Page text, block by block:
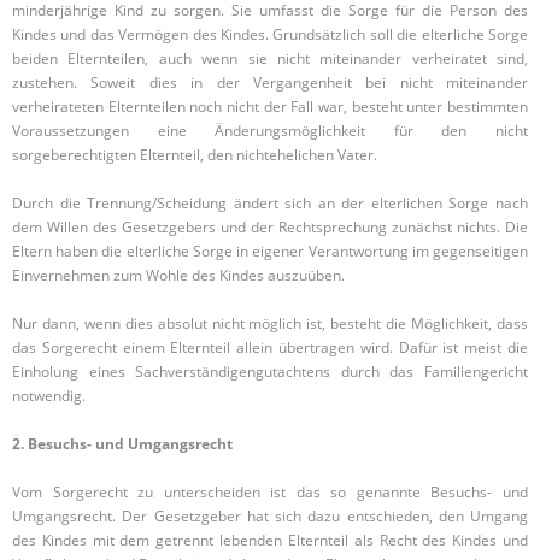
minderjährige Kind zu sorgen. Sie umfasst die Sorge für die Person des
Kindes und das Vermögen des Kindes. Grundsätzlich soll die elterliche Sorge
beiden Elternteilen, auch wenn sie nicht miteinander verheiratet sind,
zustehen. Soweit dies in der Vergangenheit bei nicht miteinander
verheirateten Elternteilen noch nicht der Fall war, besteht unter bestimmten
Voraussetzungen eine Änderungsmöglichkeit für den nicht
sorgeberechtigten Elternteil, den nichtehelichen Vater.
Durch die Trennung/Scheidung ändert sich an der elterlichen Sorge nach
dem Willen des Gesetzgebers und der Rechtsprechung zunächst nichts. Die
Eltern haben die elterliche Sorge in eigener Verantwortung im gegenseitigen
Einvernehmen zum Wohle des Kindes auszuüben.
Nur dann, wenn dies absolut nicht möglich ist, besteht die Möglichkeit, dass
das Sorgerecht einem Elternteil allein übertragen wird. Dafür ist meist die
Einholung eines Sachverständigengutachtens durch das Familiengericht
notwendig.
2. Besuchs- und Umgangsrecht
Vom Sorgerecht zu unterscheiden ist das so genannte Besuchs- und
Umgangsrecht. Der Gesetzgeber hat sich dazu entschieden, den Umgang
des Kindes mit dem getrennt lebenden Elternteil als Recht des Kindes und